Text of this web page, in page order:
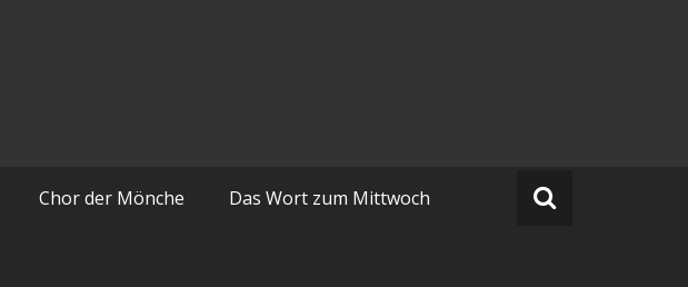
Chor der Mönche Das Wort zum Mittwoch